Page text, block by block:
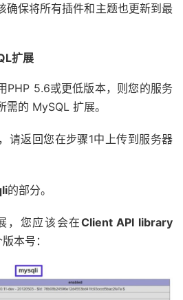
确保将所有插件和主题也更新到最
扩展
PHP 5.6或更低版本，则您的服务
的 MySQL 扩展。
请返回您在步骤1中上传到服务器
的部分。
，您应该会在Client API library
本号：